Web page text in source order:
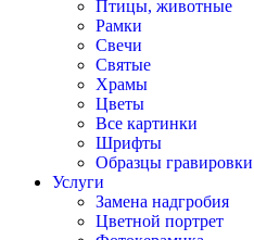
Птицы, животные
Рамки
Свечи
Святые
Храмы
Цветы
Все картинки
Шрифты
Образцы гравировки
Услуги
Замена надгробия
Цветной портрет